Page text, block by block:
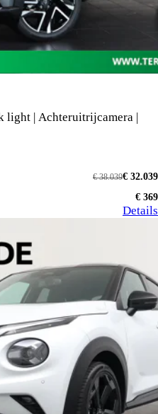
light | Achteruitrijcamera |
€ 32.039
€ 38.039
€ 369
Details